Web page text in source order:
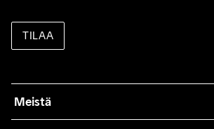
TILAA
Meistä